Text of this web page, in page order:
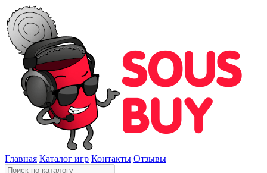
Главная Каталог игр Контакты Отзывы